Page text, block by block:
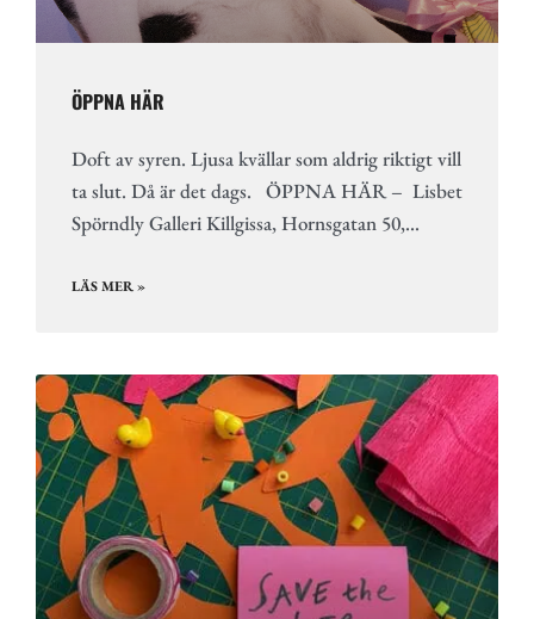
ÖPPNA HÄR
Doft av syren. Ljusa kvällar som aldrig riktigt vill
ta slut. Då är det dags. ÖPPNA HÄR – Lisbet
Spörndly Galleri Killgissa, Hornsgatan 50,…
LÄS MER »